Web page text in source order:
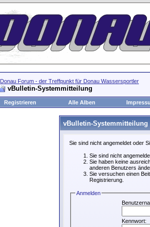
Donau Forum - der Treffpunkt für Donau Wassersportler
vBulletin-Systemmitteilung
Registrieren
Alle Alben
vBulletin-Systemmitteilung
Sie sind nicht angemeldet oder
Sie sind nicht
Sie haben keine
anderen Benutzers
Sie versuchen einen
Registrierung.
Anmelden
Kennwort: